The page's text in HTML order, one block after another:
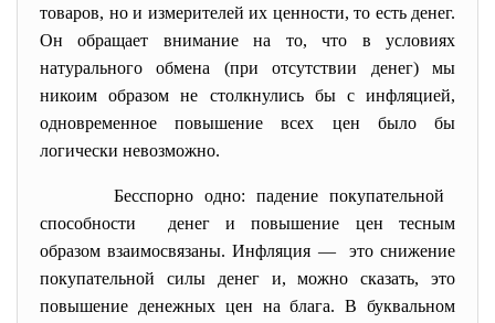
товаров, но и измерителей их ценности, то есть денег.
Он обращает внимание на то, что в условиях
натурального обмена (при отсутствии денег) мы
никоим образом не столкнулись бы с инфляцией,
одновременное повышение всех цен было бы
логически невозможно.
Бесспорно одно: падение покупательной
способности денег и повышение цен тесным
образом взаимосвязаны. Инфляция — это снижение
покупательной силы денег и, можно сказать, это
повышение денежных цен на блага. В буквальном